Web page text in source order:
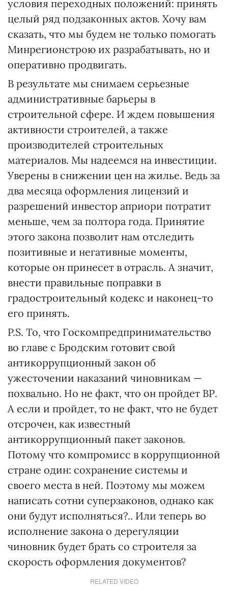
условия переходных положений: принять
целый ряд подзаконных актов. Хочу вам
сказать, что мы будем не только помогать
Минрегионстрою их разрабатывать, но и
оперативно продвигать.
В результате мы снимаем серьезные
административные барьеры в
строительной сфере. И ждем повышения
активности строителей, а также
производителей строительных
материалов. Мы надеемся на инвестиции.
Уверены в снижении цен на жилье. Ведь за
два месяца оформления лицензий и
разрешений инвестор априори потратит
меньше, чем за полтора года. Принятие
этого закона позволит нам отследить
позитивные и негативные моменты,
которые он принесет в отрасль. А значит,
внести правильные поправки в
градостроительный кодекс и наконец-то
его принять.
P.S. То, что Госкомпредпринимательство
во главе с Бродским готовит свой
антикоррупционный закон об
ужесточении наказаний чиновникам —
похвально. Но не факт, что он пройдет ВР.
А если и пройдет, то не факт, что не будет
отсрочен, как известный
антикоррупционный пакет законов.
Потому что компромисс в коррупционной
стране один: сохранение системы и
своего места в ней. Поэтому мы можем
написать сотни суперзаконов, однако как
они будут исполняться?.. Или теперь во
исполнение закона о дерегуляции
чиновник будет брать со строителя за
скорость оформления документов?
RELATED VIDEO